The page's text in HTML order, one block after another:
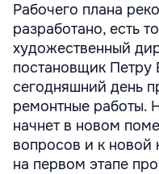
Рабочего плана
разработано, есть
художественный
постановщик Петру
сегодняшний день
ремонтные работы.
начнет в новом
вопросов и к новой
на первом этапе